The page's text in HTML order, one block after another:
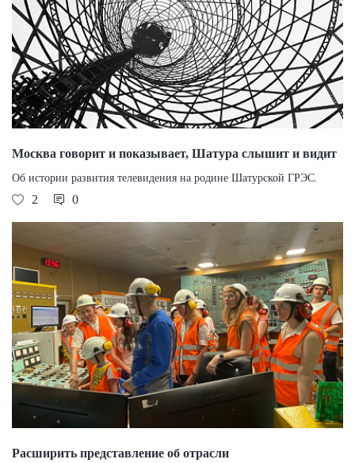
Москва говорит и показывает, Шатура слышит и видит
Об истории развития телевидения на родине Шатурской ГРЭС.
2 0
Расширить представление об отрасли